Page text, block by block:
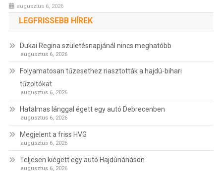
augusztus 6, 2026
LEGFRISSEBB HÍREK
Dukai Regina születésnapjánál nincs meghatóbb
augusztus 6, 2026
Folyamatosan tűzesethez riasztották a hajdú-bihari
tűzoltókat
augusztus 6, 2026
Hatalmas lánggal égett egy autó Debrecenben
augusztus 6, 2026
Megjelent a friss HVG
augusztus 6, 2026
Teljesen kiégett egy autó Hajdúnánáson
augusztus 6, 2026